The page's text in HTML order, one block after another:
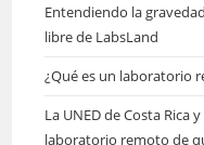
Entendiendo la
libre de LabsLand
¿Qué es un laboratorio
La UNED de Costa Rica
laboratorio remoto de